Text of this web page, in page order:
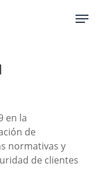
en la
de
normativas y
de clientes